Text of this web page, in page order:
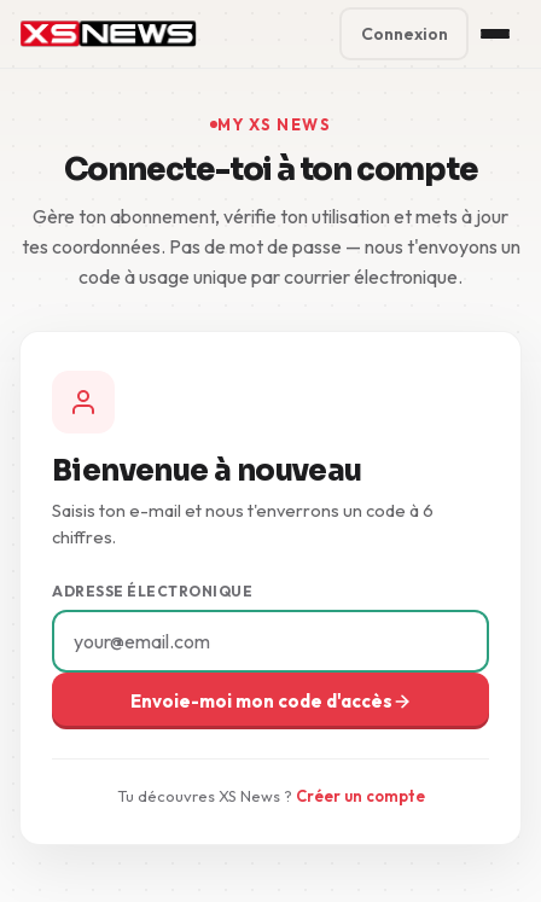
Block Accounts
Support
Contact
5 Day Pass
Connexion
MY XS NEWS
Connecte-toi à ton compte
Gère ton abonnement, vérifie ton utilisation et mets à jour
tes coordonnées. Pas de mot de passe — nous t'envoyons un
code à usage unique par courrier électronique.
Bienvenue à nouveau
Saisis ton e-mail et nous t'enverrons un code à 6
chiffres.
ADRESSE ÉLECTRONIQUE
Envoie-moi mon code d'accès
Tu découvres XS News ? Créer un compte